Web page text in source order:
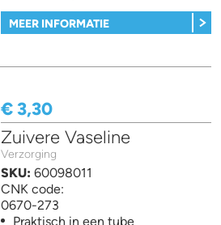
MEER INFORMATIE
€ 3,30
Zuivere Vaseline
Verzorging
SKU:60098011
CNK code:
0670-273
Praktisch in een tube